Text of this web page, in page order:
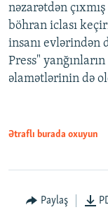
nəzarətdən
böhran iclası
insanı evlərindən
Press"
əlamətlərinin də
Ətraflı burada oxuyun
Paylaş